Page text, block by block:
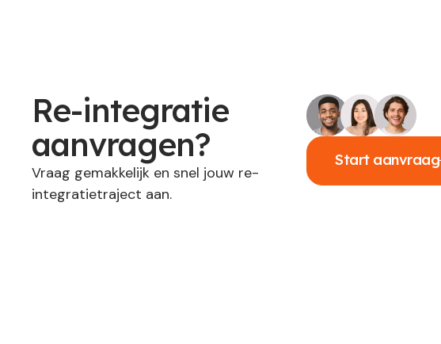
Re-integratie
aanvragen?
Vraag gemakkelijk en snel jouw re-
integratietraject aan.
Start aanvraag